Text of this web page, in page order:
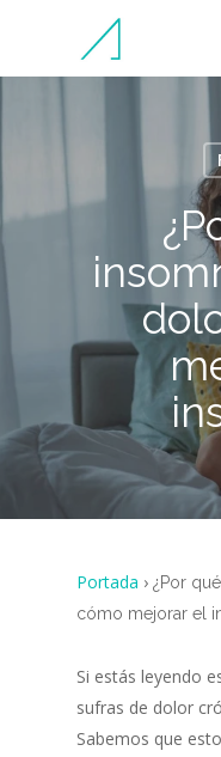
main
Portada › ¿Por
cómo mejorar el
Si estás leyendo
sufras de dolor
Sabemos que